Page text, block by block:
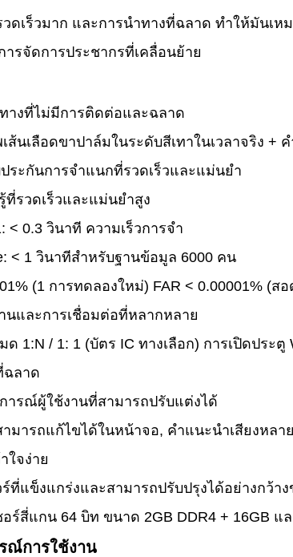
ดเร็วมาก และการนําทางที่ฉลาด ทําให้มันเห
รจัดการประชากรที่เคลื่อนย้าย
างที่ไม่มีการติดต่อและฉลาด
ส้นเลือดขาปาล์มในระดับสีเทาในเวลาจริง
ระกันการจําแนกที่รวดเร็วและแม่นยํา
ที่รวดเร็วและแม่นยําสูง
< 0.3 วินาที ความเร็วการจํา
< 1 วินาทีสําหรับฐานข้อมูล 6000 คน
(1 การทดลองใหม่) FAR < 0.00001% (
นและการเชื่อมต่อที่หลากหลาย
ด 1:N / 1: 1 (บัตร IC ทางเลือก) การเปิดประ
ฉลาด
ารณ์ผู้ใช้งานที่สามารถปรับแต่งได้
มารถแก้ไขได้ในหน้าจอ, คําแนะนําเสียงหล
ใจง่าย
ที่แข็งแกร่งและสามารถปรับปรุงได้อย่างกว้าง
อร์สี่แกน 64 บิท ขนาด 2GB DDR4 + 16GB
ณ์การใช้งาน